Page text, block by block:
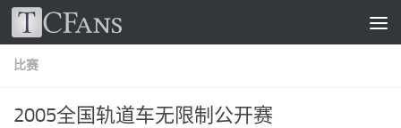
跳至内容
比赛
2005全国轨道车无限制公开赛